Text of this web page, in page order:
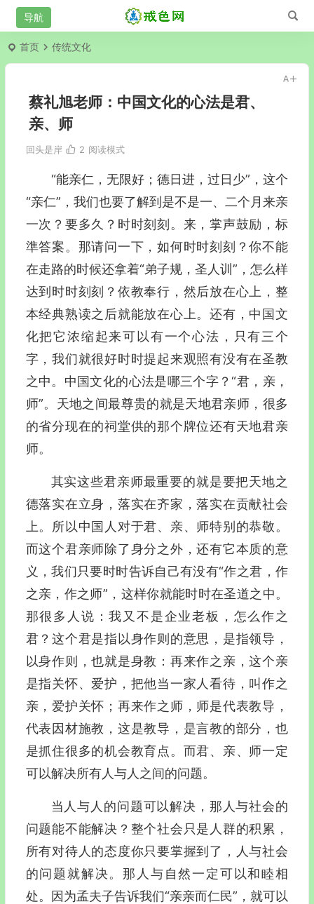
首页 传统文化
蔡礼旭老师：中国文化的心法是君、
亲、师
回头是岸 2 阅读模式
“能亲仁，无限好；德日进，过日少” ，这个
“亲仁” ，我们也要了解到是不是一、二个月来亲
一次？要多久？时时刻刻。来，掌声鼓励，标
準答案。那请问一下，如何时时刻刻？你不能
在走路的时候还拿着“弟子规，圣人训 ” ，怎么样
达到时时刻刻？依教奉行，然后放在心上，整
本经典熟读之后就能放在心上。还有，中国文
化把它浓缩起来可以有一个心法，只有三个
字，我们就很好时时提起来观照有没有在圣教
之中。中国文化的心法是哪三个字？“君，亲，
师”。天地之间最尊贵的就是天地君亲师，很多
的省分现在的祠堂供的那个牌位还有天地君亲
师。
其实这些君亲师最重要的就是要把天地之
德落实在立身，落实在齐家，落实在贡献社会
上。所以中国人对于君、亲、师特别的恭敬。
而这个君亲师除了身分之外，还有它本质的意
义，我们只要时时告诉自己有没有“作之君，作
之亲，作之师” ，这样你就能时时在圣道之中。
那很多人说：我又不是企业老板，怎么作之
君？这个君是指以身作则的意思，是指领导，
以身作则，也就是身教：再来作之亲，这个亲
是指关怀、爱护，把他当一家人看待，叫作之
亲，爱护关怀；再来作之师，师是代表教导，
代表因材施教，这是教导，是言教的部分，也
是抓住很多的机会教育点。而君、亲、师一定
可以解决所有人与人之间的问题。
当人与人的问题可以解决，那人与社会的
问题能不能解决？整个社会只是人群的积累，
所有对待人的态度你只要掌握到了，人与社会
的问题就解决。那人与自然一定可以和睦相
处。因为孟夫子告诉我们“亲亲而仁民” ，就可以